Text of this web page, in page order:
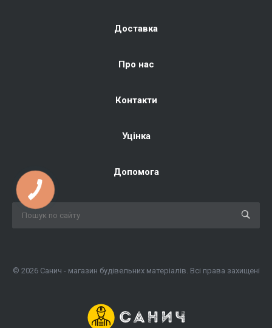
Доставка
Про нас
Контакти
Уцінка
Допомога
© 2026 Санич - магазин будівельних матеріалів. Всі права захищені